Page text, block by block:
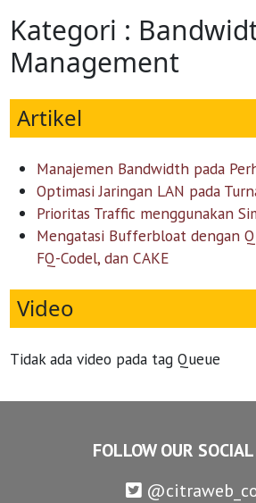
Kategori :
Management
Artikel
Manajemen Bandwidth pada
Optimasi Jaringan LAN pada
Prioritas Traffic menggunakan
Mengatasi Bufferbloat dengan
FQ-Codel, dan CAKE
Video
Tidak ada video pada tag Queue
FOLLOW OUR